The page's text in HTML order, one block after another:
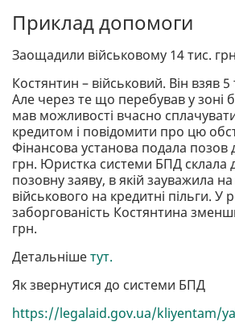
Приклад допомоги
Заощадили військовому 14 тис. грн
Костянтин – військовий. Він взяв
Але через те що перебував у зоні
мав можливості вчасно
кредитом і повідомити про цю
Фінансова установа подала позов
грн. Юристка системи БПД склала
позовну заяву, в якій зауважила на
військового на кредитні пільги. У
заборгованість Костянтина
грн.
Детальнішетут.
Як звернутися до системи БПД
https://legalaid.gov.ua/kliyentam/